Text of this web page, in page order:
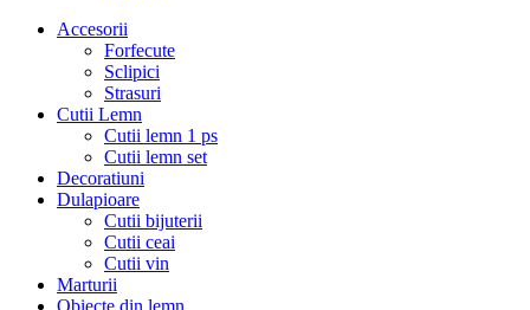
Accesorii
Forfecute
Sclipici
Strasuri
Cutii Lemn
Cutii lemn 1 ps
Cutii lemn set
Decoratiuni
Dulapioare
Cutii bijuterii
Cutii ceai
Cutii vin
Marturii
Obiecte din lemn